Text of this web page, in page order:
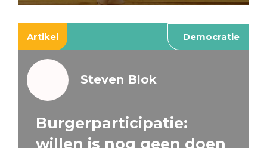
Artikel Democratie
Steven Blok
Burgerparticipatie:
willen is nog geen doen